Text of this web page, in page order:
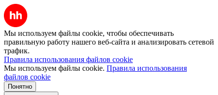
Мы используем файлы cookie, чтобы обеспечивать
правильную работу нашего веб-сайта и анализировать сетевой
трафик.
Правила использования файлов cookie
Мы используем файлы cookie. Правила использования
файлов cookie
Понятно